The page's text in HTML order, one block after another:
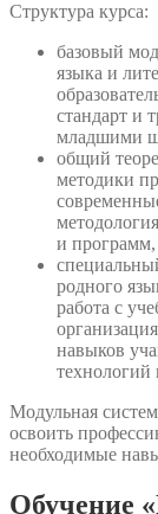
Структура курса:
базовый
языка и
стандарт и
младшими
общий
методики
и
родного
работа с
навыков
технологий
Модульная
освоить
необходимые
Обучение